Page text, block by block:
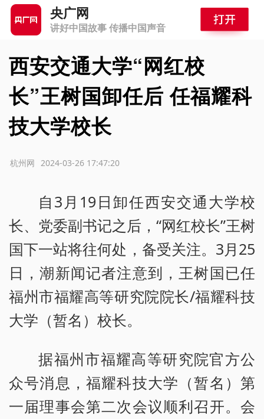
央广网
讲好中国故事 传播中国声音
西安交通大学“网红校
长”王树国卸任后 任福耀科
技大学校长
2024-03-26 17:47:20
杭州网
自3月19日卸任西安交通大学校
长、党委副书记之后，“网红校长”王树
国下一站将往何处，备受关注。3月25
日，潮新闻记者注意到，王树国已任
福州市福耀高等研究院院长/福耀科技
大学（暂名）校长。
据福州市福耀高等研究院官方公
众号消息，福耀科技大学（暂名）第
一届理事会第二次会议顺利召开。会